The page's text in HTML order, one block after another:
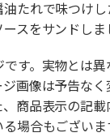
油たれで味つけ
スをサンドしま
す。実物とは異
画像は予告なく
、商品表示の記
場合もございま